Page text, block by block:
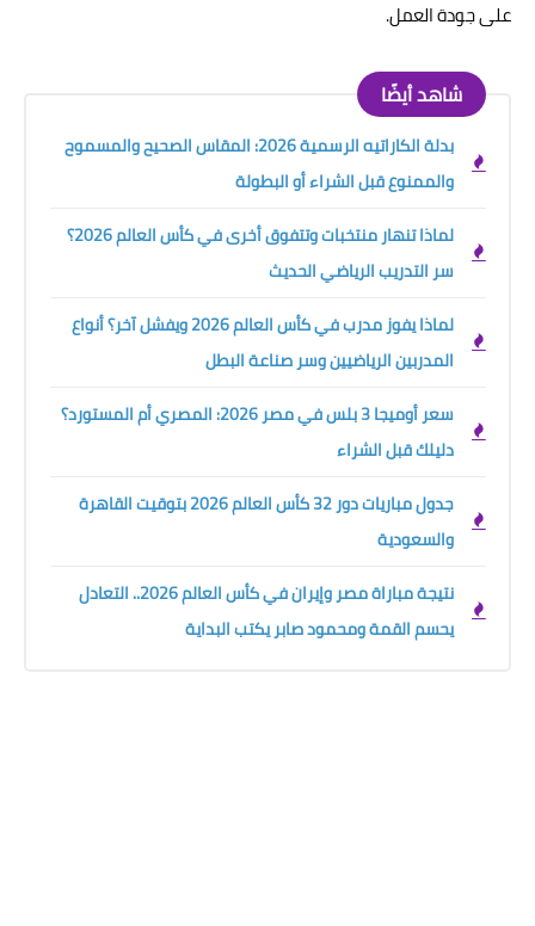
على جودة العمل.
شاهد أيضًا
بدلة الكاراتيه الرسمية 2026: المقاس الصحيح والمسموح
والممنوع قبل الشراء أو البطولة
لماذا تنهار منتخبات وتتفوق أخرى في كأس العالم 2026؟
سر التدريب الرياضي الحديث
لماذا يفوز مدرب في كأس العالم 2026 ويفشل آخر؟ أنواع
المدربين الرياضيين وسر صناعة البطل
سعر أوميجا 3 بلس في مصر 2026: المصري أم المستورد؟
دليلك قبل الشراء
جدول مباريات دور 32 كأس العالم 2026 بتوقيت القاهرة
والسعودية
نتيجة مباراة مصر وإيران في كأس العالم 2026.. التعادل
يحسم القمة ومحمود صابر يكتب البداية